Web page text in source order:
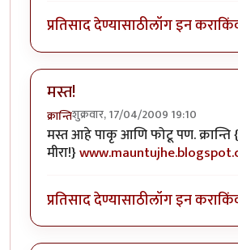
प्रतिसाद देण्यासाठीलॉग इन करा
मस्त!
क्रान्तिशुक्रवार, 17/04/2009 19:10
मस्त आहे पाकृ आणि फोटू पण. क्रान्ति
मीरा!}
प्रतिसाद देण्यासाठीलॉग इन करा